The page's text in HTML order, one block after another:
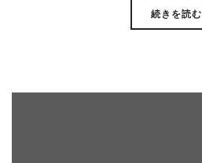
続きを読む